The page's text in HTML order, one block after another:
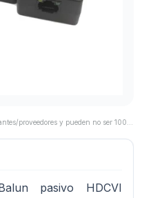
pasivo HDCVI